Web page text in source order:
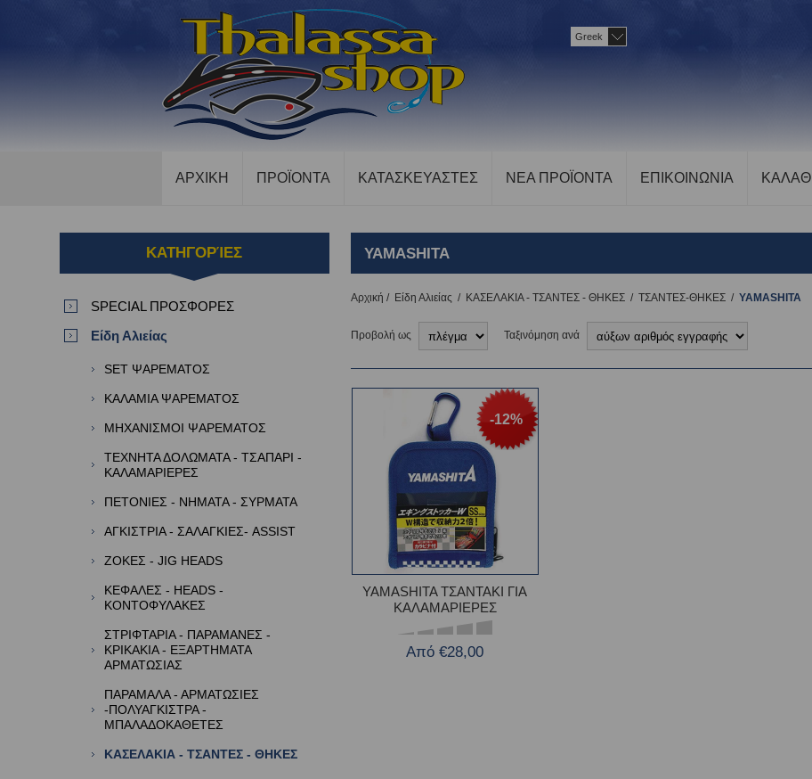
Greek
ΑΡΧΙΚΗ ΠΡΟΪΟΝΤΑ ΚΑΤΑΣΚΕΥΑΣΤΕΣ ΝΕΑ ΠΡΟΪΟΝΤΑ ΕΠΙΚΟΙΝΩΝΙΑ ΚΑΛΑΘΙ
YAMASHITA
Αρχική / Είδη Αλιείας / ΚΑΣΕΛΑΚΙΑ - ΤΣΑΝΤΕΣ - ΘΗΚΕΣ / ΤΣΑΝΤΕΣ-ΘΗΚΕΣ / YAMASHITA
Προβολή ως Ταξινόμηση ανά
-12%
YAMASHITA ΤΣΑΝΤΑΚΙ ΓΙΑ
ΚΑΛΑΜΑΡΙΕΡΕΣ
Από €28,00
ΚΑΤΗΓΟΡΊΕΣ
SPECIAL ΠΡΟΣΦΟΡΕΣ
Είδη Αλιείας
SET ΨΑΡΕΜΑΤΟΣ
ΚΑΛΑΜΙΑ ΨΑΡΕΜΑΤΟΣ
ΜΗΧΑΝΙΣΜΟΙ ΨΑΡΕΜΑΤΟΣ
ΤΕΧΝΗΤΑ ΔΟΛΩΜΑΤΑ - ΤΣΑΠΑΡΙ -
ΚΑΛΑΜΑΡΙΕΡΕΣ
ΠΕΤΟΝΙΕΣ - ΝΗΜΑΤΑ - ΣΥΡΜΑΤΑ
ΑΓΚΙΣΤΡΙΑ - ΣΑΛΑΓΚΙΕΣ- ASSIST
ΖΟΚΕΣ - JIG HEADS
ΚΕΦΑΛΕΣ - HEADS -
ΚΟΝΤΟΦΥΛΑΚΕΣ
ΣΤΡΙΦΤΑΡΙΑ - ΠΑΡΑΜΑΝΕΣ -
ΚΡΙΚΑΚΙΑ - ΕΞΑΡΤΗΜΑΤΑ
ΑΡΜΑΤΩΣΙΑΣ
ΠΑΡΑΜΑΛΑ - ΑΡΜΑΤΩΣΙΕΣ
-ΠΟΛΥΑΓΚΙΣΤΡΑ -
ΜΠΑΛΑΔΟΚΑΘΕΤΕΣ
ΚΑΣΕΛΑΚΙΑ - ΤΣΑΝΤΕΣ - ΘΗΚΕΣ